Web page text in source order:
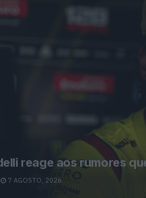
reage aos rumores
7 AGOSTO, 2026